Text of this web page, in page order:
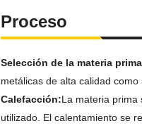
Proceso
Selección de la materia
metálicas de alta calidad
Calefacción:La materia prima
utilizado. El calentamiento se